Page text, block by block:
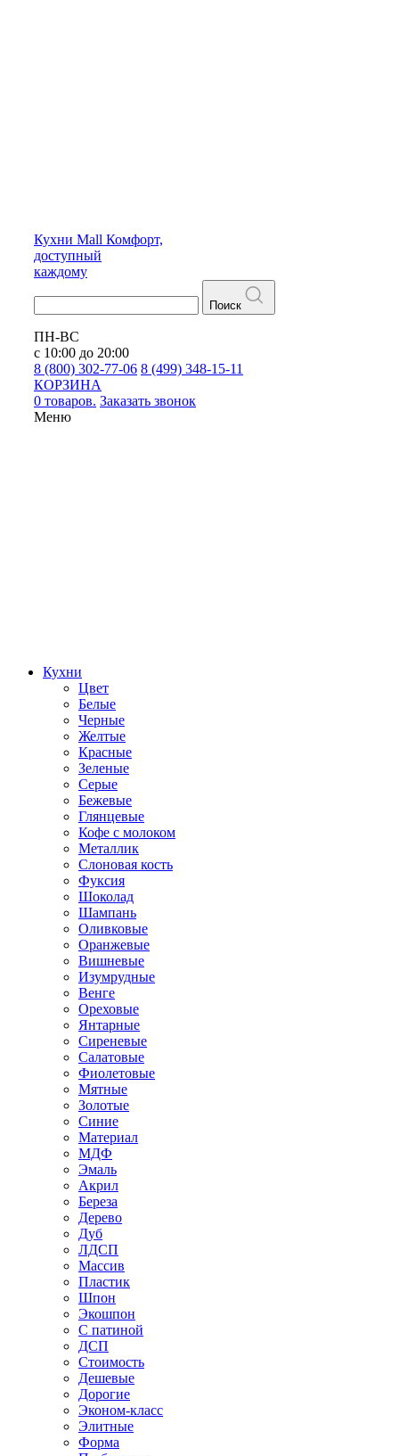
Кухни Mall Комфорт,
доступный
каждому
Поиск
ПН-ВС
с 10:00 до 20:00
8 (800) 302-77-06 8 (499) 348-15-11
КОРЗИНА
0 товаров. Заказать звонок
Меню
Кухни
Цвет
Белые
Черные
Желтые
Красные
Зеленые
Серые
Бежевые
Глянцевые
Кофе с молоком
Металлик
Слоновая кость
Фуксия
Шоколад
Шампань
Оливковые
Оранжевые
Вишневые
Изумрудные
Венге
Ореховые
Янтарные
Сиреневые
Салатовые
Фиолетовые
Мятные
Золотые
Синие
Материал
МДФ
Эмаль
Акрил
Береза
Дерево
Дуб
ЛДСП
Массив
Пластик
Шпон
Экошпон
С патиной
ДСП
Стоимость
Дешевые
Дорогие
Эконом-класс
Элитные
Форма